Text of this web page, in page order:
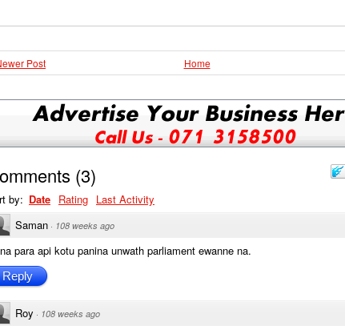
Post Home
(3)
by: Date Rating Last Activity
Saman · 108 weeks ago
para api kotu panina unwath parliament ewanne na.
Reply
Roy · 108 weeks ago